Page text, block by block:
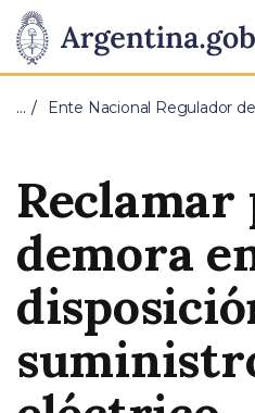
Presidencia
de
Nación
Pasar al contenido principal
… Ente Nacional Regulador
Reclamar
demora